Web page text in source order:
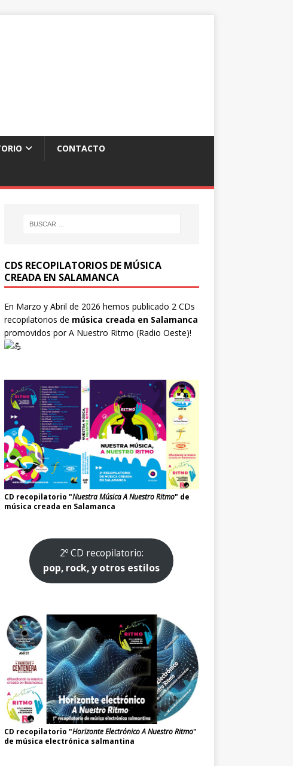
CONTACTO
CDS RECOPILATORIOS DE MÚSICA
CREADA EN SALAMANCA
En Marzo y Abril de 2026 hemos publicado 2 CDs
recopilatorios de música creada en Salamanca
promovidos porA Nuestro Ritmo (Radio Oeste)!
CD recopilatorio "Nuestra Música A Nuestro Ritmo" de
música creada en Salamanca
2º CD recopilatorio:
pop, rock, y otros estilos
CD recopilatorio "Horizonte Electrónico A Nuestro Ritmo"
de música electrónica salmantina